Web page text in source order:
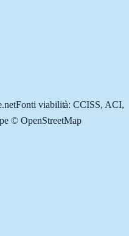
Fonti viabilità: CCISS, ACI,
© OpenStreetMap